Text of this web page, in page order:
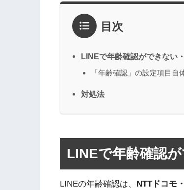
目次
LINEで年齢確認ができない
「年齢確認」の設定項目自
対処法
LINEで年齢確認
LINEの年齢確認は、
NTTドコモ